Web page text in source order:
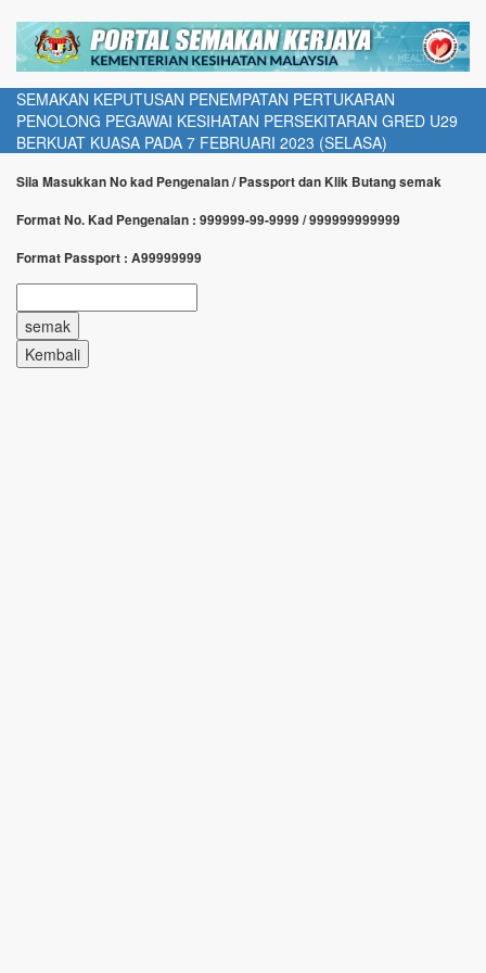
SEMAKAN KEPUTUSAN PENEMPATAN PERTUKARAN
PENOLONG PEGAWAI KESIHATAN PERSEKITARAN GRED U29
BERKUAT KUASA PADA 7 FEBRUARI 2023 (SELASA)
Sila Masukkan No kad Pengenalan / Passport dan Klik Butang semak
Format No. Kad Pengenalan : 999999-99-9999 / 999999999999
Format Passport : A99999999